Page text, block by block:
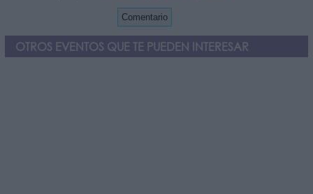
OTROS EVENTOS QUE TE PUEDEN INTERESAR